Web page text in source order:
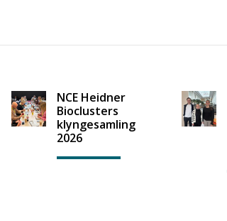
NCE Heidner
Bioclusters
klyngesamling
2026